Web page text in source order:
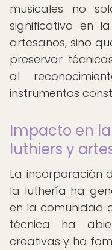
musicales no
significativo en
artesanos, sino
preservar
al
instrumentos
Impacto en
luthiers y
La incorporación
la luthería ha
en la comunidad
técnica ha
creativas y ha